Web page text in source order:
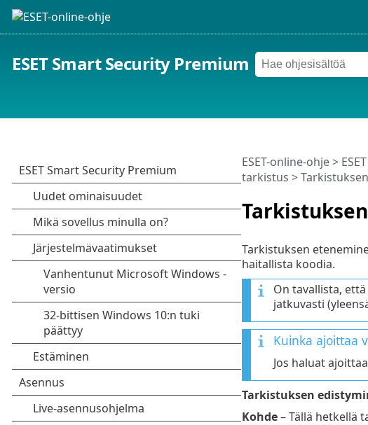
ESET Smart Security Premium
ESET-online-ohje>
tarkistus >
Tarkistuksen
haitallista koodia.
On tavallista,
jatkuvasti
Kuinka ajoittaa
Jos haluat
Tarkistuksen
Kohde– Tällä hetkellä